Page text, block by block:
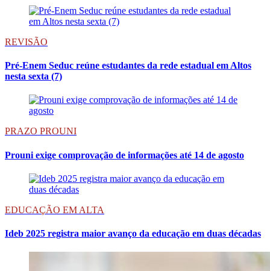
REVISÃO
Pré-Enem Seduc reúne estudantes da rede estadual em Altos
nesta sexta (7)
PRAZO PROUNI
Prouni exige comprovação de informações até 14 de agosto
EDUCAÇÃO EM ALTA
Ideb 2025 registra maior avanço da educação em duas décadas